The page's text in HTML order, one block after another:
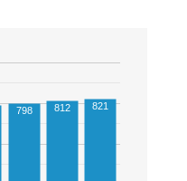
798 812 821